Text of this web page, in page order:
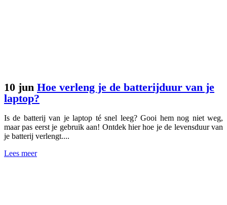
10 jun Hoe verleng je de batterijduur van je
laptop?
Is de batterij van je laptop té snel leeg? Gooi hem nog niet weg,
maar pas eerst je gebruik aan! Ontdek hier hoe je de levensduur van
je batterij verlengt....
Lees meer